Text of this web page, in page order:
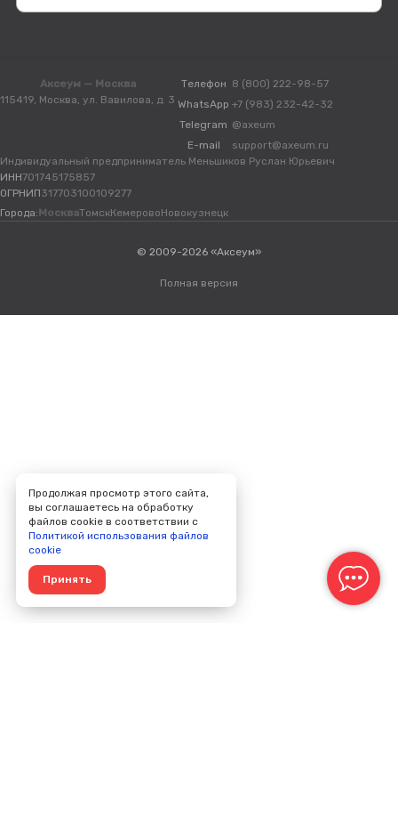
Аксеум — Москва
115419, Москва, ул. Вавилова, д. 3
Телефон 8 (800) 222-98-57
WhatsApp +7 (983) 232-42-32
Telegram @axeum
E-mail
support@axeum.ru
Индивидуальный предприниматель Меньшиков Руслан Юрьевич
ИНН701745175857
ОГРНИП317703100109277
Города: МоскваТомскКемеровоНовокузнецк
© 2009-2026 «Аксеум»
Полная версия
Продолжая просмотр этого сайта,
вы соглашаетесь на обработку
файлов cookie в соответствии с
Политикой использования файлов
cookie
Принять